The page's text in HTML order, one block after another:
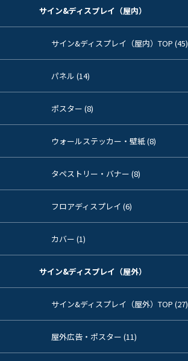
サイン&ディスプレイ（屋内）
サイン&ディスプレイ（屋内）TOP (45)
パネル (14)
ポスター (8)
ウォールステッカー・壁紙 (8)
タペストリー・バナー (8)
フロアディスプレイ (6)
カバー (1)
サイン&ディスプレイ（屋外）
サイン&ディスプレイ（屋外）TOP (27)
屋外広告・ポスター (11)